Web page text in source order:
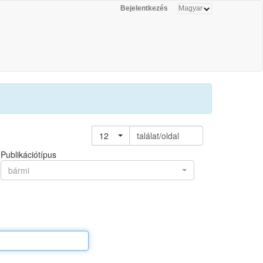
Bejelentkezés
12
találat/oldal
Publikációtípus
bármi